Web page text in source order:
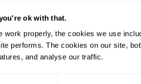
ok with that.
properly, the cookies we use
performs. The cookies on our site,
and analyse our traffic.